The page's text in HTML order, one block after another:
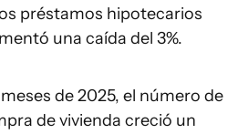
préstamos hipotecarios
una caída del 3%.
de 2025, el número de
de vivienda creció un